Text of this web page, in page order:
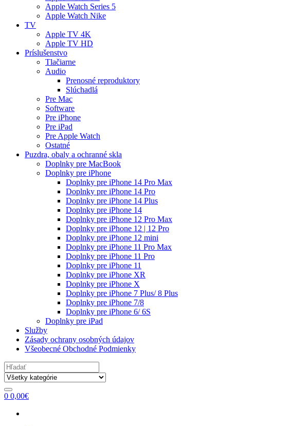
Apple Watch Series 5
Apple Watch Nike
TV
Apple TV 4K
Apple TV HD
Príslušenstvo
Tlačiarne
Audio
Prenosné reproduktory
Slúchadlá
Pre Mac
Software
Pre iPhone
Pre iPad
Pre Apple Watch
Ostatné
Puzdra, obaly a ochranné skla
Doplnky pre MacBook
Doplnky pre iPhone
Doplnky pre iPhone 14 Pro Max
Doplnky pre iPhone 14 Pro
Doplnky pre iPhone 14 Plus
Doplnky pre iPhone 14
Doplnky pre iPhone 12 Pro Max
Doplnky pre iPhone 12 | 12 Pro
Doplnky pre iPhone 12 mini
Doplnky pre iPhone 11 Pro Max
Doplnky pre iPhone 11 Pro
Doplnky pre iPhone 11
Doplnky pre iPhone XR
Doplnky pre iPhone X
Doplnky pre iPhone 7 Plus/ 8 Plus
Doplnky pre iPhone 7/8
Doplnky pre iPhone 6/ 6S
Doplnky pre iPad
Služby
Zásady ochrany osobných údajov
Všeobecné Obchodné Podmienky
Search
for:
0 0,00€